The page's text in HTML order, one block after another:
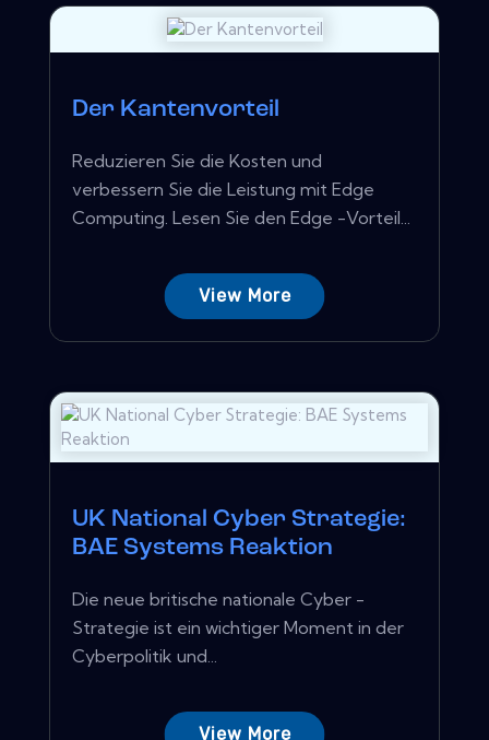
Der Kantenvorteil
Reduzieren Sie die Kosten und
verbessern Sie die Leistung mit Edge
Computing. Lesen Sie den Edge -Vorteil...
View More
UK National Cyber ​​Strategie:
BAE Systems Reaktion
Die neue britische nationale Cyber ​​-
Strategie ist ein wichtiger Moment in der
Cyberpolitik und...
View More